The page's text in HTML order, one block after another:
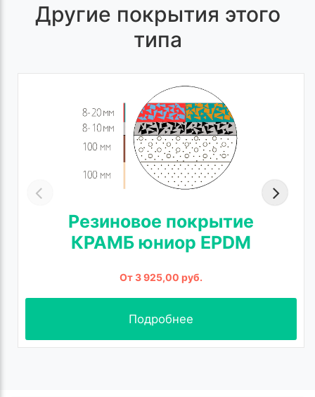
Другие покрытия этого
типа
Резиновое покрытие
КРАМБ юниор EPDM
От 3 925,00 руб.
Подробнее